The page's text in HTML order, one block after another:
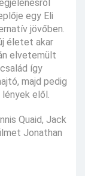
egy Eli
jövőben.
életet akar
elvetemült
így
majd pedig
elől.
Quaid, Jack
Jonathan